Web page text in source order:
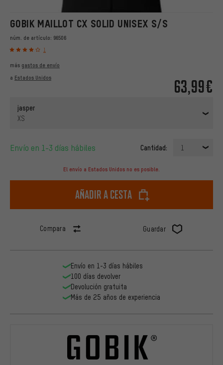
GOBIK MAILLOT CX SOLID UNISEX S/S
núm. de artículo: 96506
1
63,99€
más gastos de envío
a Estados Unidos
jasper
XS
Envío en 1-3 días hábiles Cantidad: 1
El envío a Estados Unidos no es posible.
Añadir a cesta
Compara Guardar
Envío en 1-3 días hábiles
100 días devolver
Devolución gratuita
Más de 25 años de experiencia